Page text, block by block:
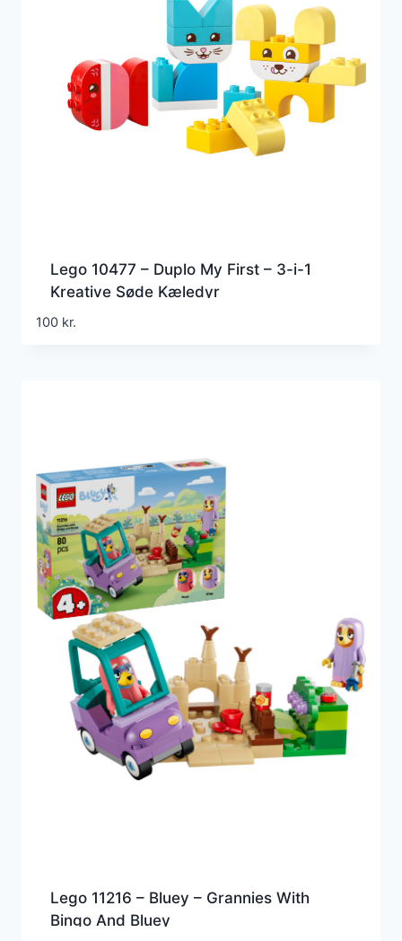
Lego 10477 – Duplo My First – 3-i-1
Kreative Søde Kæledyr
100 kr.
Lego 11216 – Bluey – Grannies With
Bingo And Bluey